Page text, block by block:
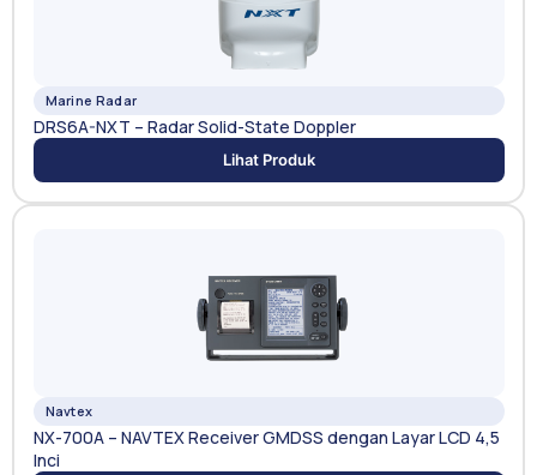
Marine Radar
DRS6A-NXT – Radar Solid-State Doppler
Lihat Produk
Navtex
NX-700A – NAVTEX Receiver GMDSS dengan Layar LCD 4,5
Inci